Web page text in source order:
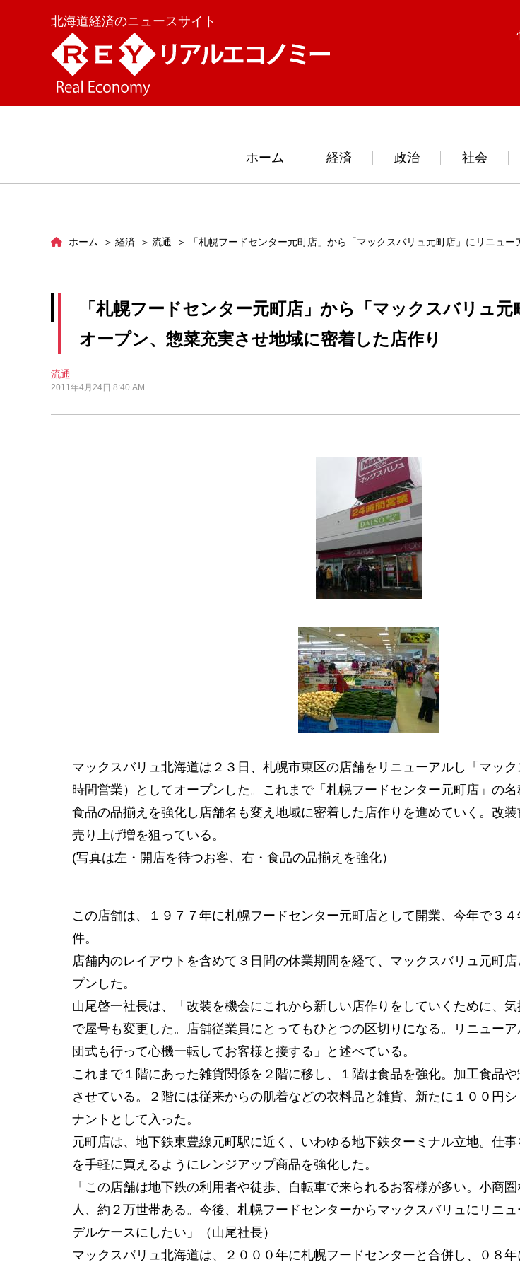
北海道経済のニュースサイト
ホーム 経済 政治 社会
ホーム 経済 流通 「札幌フードセンター元町店」から「マックスバリュ元町店」にリニュ
「札幌フードセンター元町店」から「マックスバリュ
オープン、惣菜充実させ地域に密着した店作り
流通
2011年4月24日 8:40 AM
マックスバリュ北海道は２３日、札幌市東区の店舗をリニューアルし「マッ
時間営業）としてオープンした。これまで「札幌フードセンター元町店」の
食品の品揃えを強化し店舗名も変え地域に密着した店作りを進めていく。改
売り上げ増を狙っている。
(写真は左・開店を待つお客、右・食品の品揃えを強化）
この店舗は、１９７７年に札幌フードセンター元町店として開業、今年で３
件。
店舗内のレイアウトを含めて３日間の休業期間を経て、マックスバリュ元町
プンした。
山尾啓一社長は、「改装を機会にこれから新しい店作りをしていくために、
で屋号も変更した。店舗従業員にとってもひとつの区切りになる。リニュー
団式も行って心機一転してお客様と接する」と述べている。
これまで１階にあった雑貨関係を２階に移し、１階は食品を強化。加工食品
させている。２階には従来からの肌着などの衣料品と雑貨、新たに１００円
ナントとして入った。
元町店は、地下鉄東豊線元町駅に近く、いわゆる地下鉄ターミナル立地。仕
を手軽に買えるようにレンジアップ商品を強化した。
「この店舗は地下鉄の利用者や徒歩、自転車で来られるお客様が多い。小商
人、約２万世帯ある。今後、札幌フードセンターからマックスバリュにリニ
デルケースにしたい」（山尾社長）
マックスバリュ北海道は、２０００年に札幌フードセンターと合併し、０８